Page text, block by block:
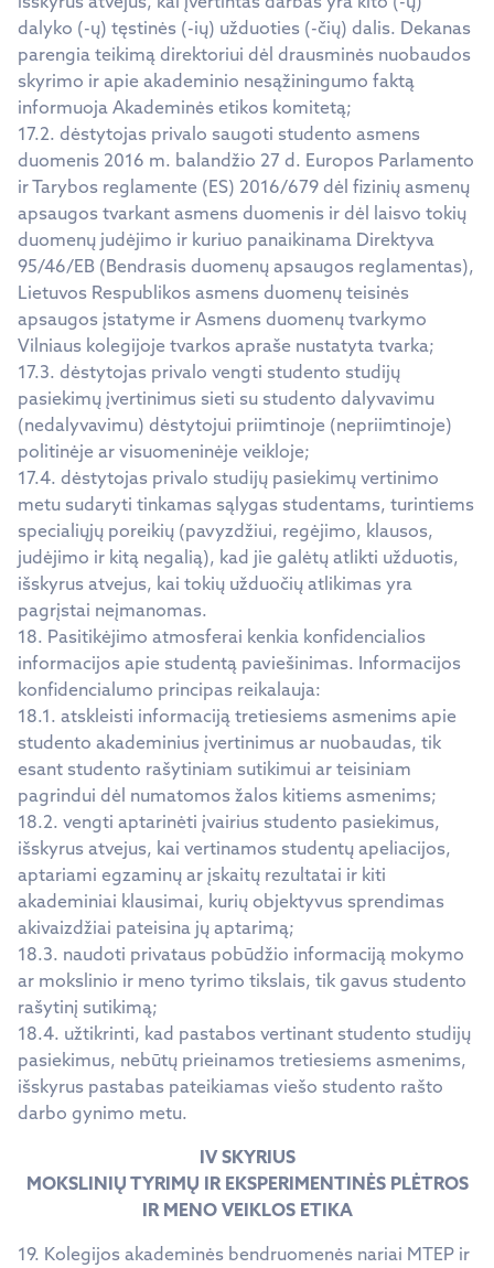
dalyko (-ų) tęstinės (-ių) užduoties (-čių) dalis. Dekanas
parengia teikimą direktoriui dėl drausminės nuobaudos
skyrimo ir apie akademinio nesąžiningumo faktą
informuoja Akademinės etikos komitetą;
17.2. dėstytojas privalo saugoti studento asmens
duomenis 2016 m. balandžio 27 d. Europos Parlamento
ir Tarybos reglamente (ES) 2016/679 dėl fizinių asmenų
apsaugos tvarkant asmens duomenis ir dėl laisvo tokių
duomenų judėjimo ir kuriuo panaikinama Direktyva
95/46/EB (Bendrasis duomenų apsaugos reglamentas),
Lietuvos Respublikos asmens duomenų teisinės
apsaugos įstatyme ir Asmens duomenų tvarkymo
Vilniaus kolegijoje tvarkos apraše nustatyta tvarka;
17.3. dėstytojas privalo vengti studento studijų
pasiekimų įvertinimus sieti su studento dalyvavimu
(nedalyvavimu) dėstytojui priimtinoje (nepriimtinoje)
politinėje ar visuomeninėje veikloje;
17.4. dėstytojas privalo studijų pasiekimų vertinimo
metu sudaryti tinkamas sąlygas studentams, turintiems
specialiųjų poreikių (pavyzdžiui, regėjimo, klausos,
judėjimo ir kitą negalią), kad jie galėtų atlikti užduotis,
išskyrus atvejus, kai tokių užduočių atlikimas yra
pagrįstai neįmanomas.
18. Pasitikėjimo atmosferai kenkia konfidencialios
informacijos apie studentą paviešinimas. Informacijos
konfidencialumo principas reikalauja:
18.1. atskleisti informaciją tretiesiems asmenims apie
studento akademinius įvertinimus ar nuobaudas, tik
esant studento rašytiniam sutikimui ar teisiniam
pagrindui dėl numatomos žalos kitiems asmenims;
18.2. vengti aptarinėti įvairius studento pasiekimus,
išskyrus atvejus, kai vertinamos studentų apeliacijos,
aptariami egzaminų ar įskaitų rezultatai ir kiti
akademiniai klausimai, kurių objektyvus sprendimas
akivaizdžiai pateisina jų aptarimą;
18.3. naudoti privataus pobūdžio informaciją mokymo
ar mokslinio ir meno tyrimo tikslais, tik gavus studento
rašytinį sutikimą;
18.4. užtikrinti, kad pastabos vertinant studento studijų
pasiekimus, nebūtų prieinamos tretiesiems asmenims,
išskyrus pastabas pateikiamas viešo studento rašto
darbo gynimo metu.
IV SKYRIUS
MOKSLINIŲ TYRIMŲ IR EKSPERIMENTINĖS PLĖTROS
IR MENO VEIKLOS ETIKA
19. Kolegijos akademinės bendruomenės nariai MTEP ir